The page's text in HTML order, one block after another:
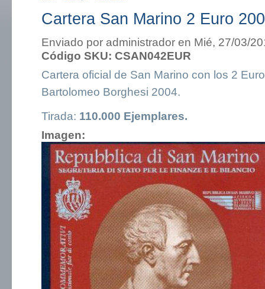
Cartera San Marino 2 Euro
Enviado por administrador en Mié, 27/03/
Código SKU: CSAN042EUR
Cartera oficial de San Marino con los 2
Bartolomeo Borghesi 2004.
Tirada: 110.000 Ejemplares.
Imagen: